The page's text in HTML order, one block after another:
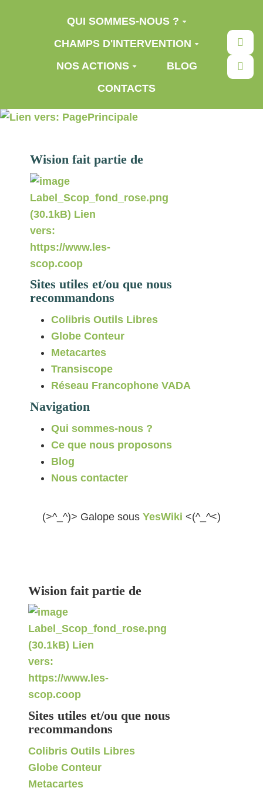
QUI SOMMES-NOUS ?
CHAMPS D'INTERVENTION
NOS ACTIONS
BLOG
CONTACTS
Wision fait partie de
Sites utiles et/ou que nous
recommandons
Colibris Outils Libres
Globe Conteur
Metacartes
Transiscope
Réseau Francophone VADA
Navigation
Qui sommes-nous ?
Ce que nous proposons
Blog
Nous contacter
(>^_^)> Galope sous YesWiki <(^_^<)
Wision fait partie de
Sites utiles et/ou que nous
recommandons
Colibris Outils Libres
Globe Conteur
Metacartes